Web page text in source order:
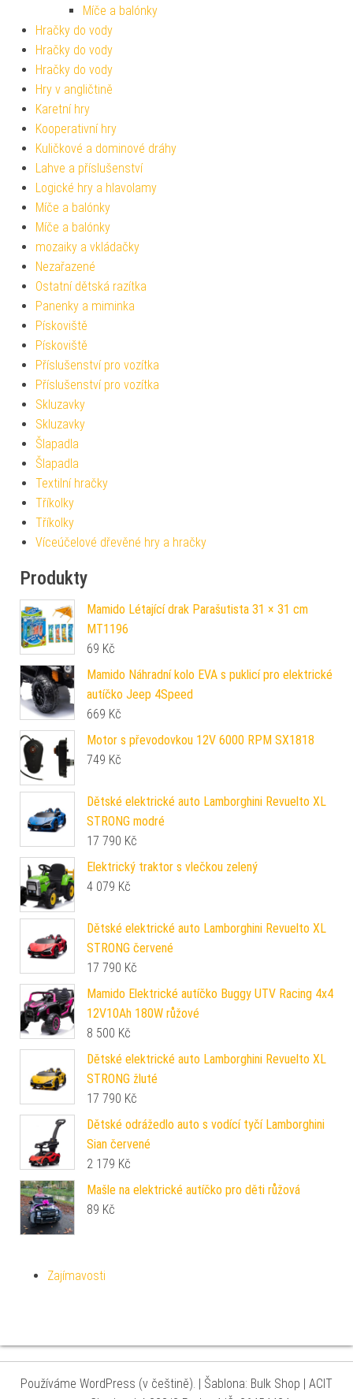
Míče a balónky
Hračky do vody
Hračky do vody
Hračky do vody
Hry v angličtině
Karetní hry
Kooperativní hry
Kuličkové a dominové dráhy
Lahve a příslušenství
Logické hry a hlavolamy
Míče a balónky
Míče a balónky
mozaiky a vkládačky
Nezařazené
Ostatní dětská razítka
Panenky a miminka
Pískoviště
Pískoviště
Příslušenství pro vozítka
Příslušenství pro vozítka
Skluzavky
Skluzavky
Šlapadla
Šlapadla
Textilní hračky
Tříkolky
Tříkolky
Víceúčelové dřevěné hry a hračky
Produkty
Mamido Létající drak Parašutista 31 × 31 cm
MT1196
69 Kč
Mamido Náhradní kolo EVA s puklicí pro elektrické
autíčko Jeep 4Speed
669 Kč
Motor s převodovkou 12V 6000 RPM SX1818
749 Kč
Dětské elektrické auto Lamborghini Revuelto XL
STRONG modré
17 790 Kč
Elektrický traktor s vlečkou zelený
4 079 Kč
Dětské elektrické auto Lamborghini Revuelto XL
STRONG červené
17 790 Kč
Mamido Elektrické autíčko Buggy UTV Racing 4x4
12V10Ah 180W růžové
8 500 Kč
Dětské elektrické auto Lamborghini Revuelto XL
STRONG žluté
17 790 Kč
Dětské odrážedlo auto s vodící tyčí Lamborghini
Sian červené
2 179 Kč
Mašle na elektrické autíčko pro děti růžová
89 Kč
Zajímavosti
Používáme WordPress (v češtině). Šablona: Bulk Shop
| ACIT